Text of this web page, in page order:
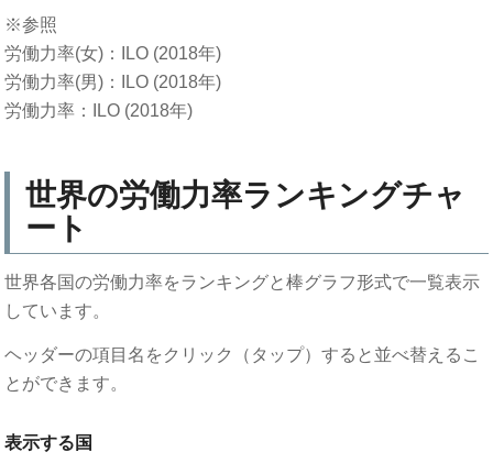
※参照
労働力率(女)：ILO (2018年)
労働力率(男)：ILO (2018年)
労働力率：ILO (2018年)
世界の労働力率ランキングチャ
ート
世界各国の労働力率をランキングと棒グラフ形式で一覧表示
しています。
ヘッダーの項目名をクリック（タップ）すると並べ替えるこ
とができます。
表示する国